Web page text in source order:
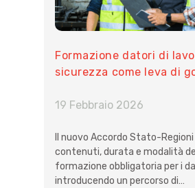
Formazione datori di
sicurezza come leva di
19 Febbraio 2026
Il nuovo Accordo Stato-
contenuti, durata e modalità
formazione obbligatoria per i
introducendo un percorso di…